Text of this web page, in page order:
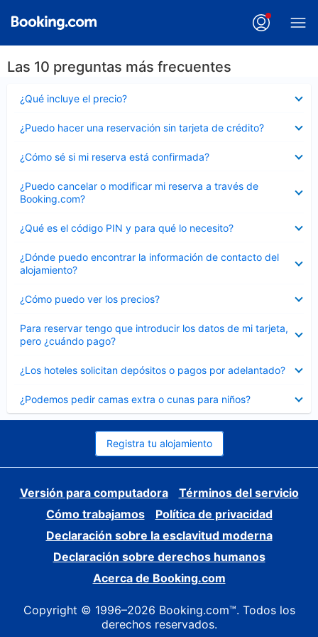
Las 10 preguntas más frecuentes
¿Qué incluye el precio?
cerrado
¿Puedo hacer una reservación sin tarjeta de crédito?
cerrado
¿Cómo sé si mi reserva está confirmada?
cerrado
¿Puedo cancelar o modificar mi reserva a través de
Booking.com?
cerrado
¿Qué es el código PIN y para qué lo necesito?
cerrado
¿Dónde puedo encontrar la información de contacto del
alojamiento?
cerrado
¿Cómo puedo ver los precios?
cerrado
Para reservar tengo que introducir los datos de mi tarjeta,
pero ¿cuándo pago?
cerrado
¿Los hoteles solicitan depósitos o pagos por adelantado?
cerrado
¿Podemos pedir camas extra o cunas para niños?
cerrado
Registra tu alojamiento
Versión para computadora
Términos del servicio
Cómo trabajamos
Política de privacidad
Declaración sobre la esclavitud moderna
Declaración sobre derechos humanos
Acerca de Booking.com
Copyright © 1996–2026 Booking.com™. Todos los
derechos reservados.